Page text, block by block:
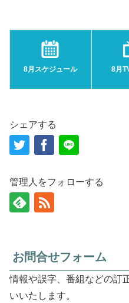
8月スケジュール 8月
シェアする
管理人をフォローする
お問合せフォーム
情報や誤字、番組などの訂
いいたします。